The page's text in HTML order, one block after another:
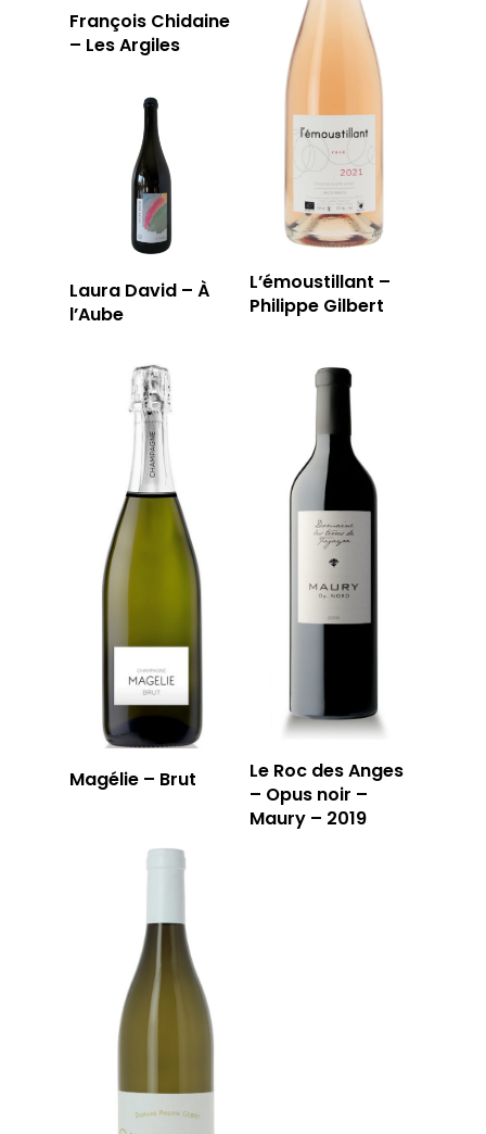
François Chidaine
– Les Argiles
L’émoustillant –
Philippe Gilbert
Laura David – À
l’Aube
Le Roc des Anges
– Opus noir –
Maury – 2019
Magélie – Brut